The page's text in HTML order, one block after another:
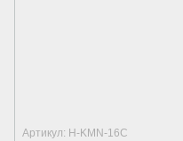
Артикул: H-KMN-16C